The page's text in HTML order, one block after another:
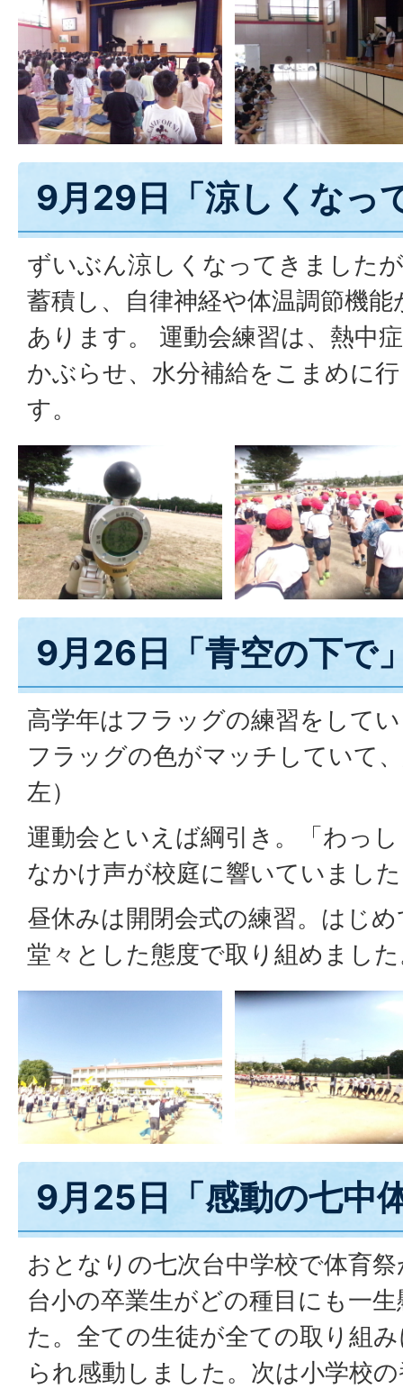
9月29日「涼しくなっ
ずいぶん涼しくなってきました
蓄積し、自律神経や体温調節機
あります。 運動会練習は、熱中
かぶらせ、水分補給をこまめに
す。
9月26日「青空の下で
高学年はフラッグの練習をして
フラッグの色がマッチしていて
左）
運動会といえば綱引き。「わっ
なかけ声が校庭に響いていまし
昼休みは開閉会式の練習。はじ
堂々とした態度で取り組めまし
9月25日「感動の七中
おとなりの七次台中学校で体育
台小の卒業生がどの種目にも一
た。全ての生徒が全ての取り組
られ感動しました。次は小学校